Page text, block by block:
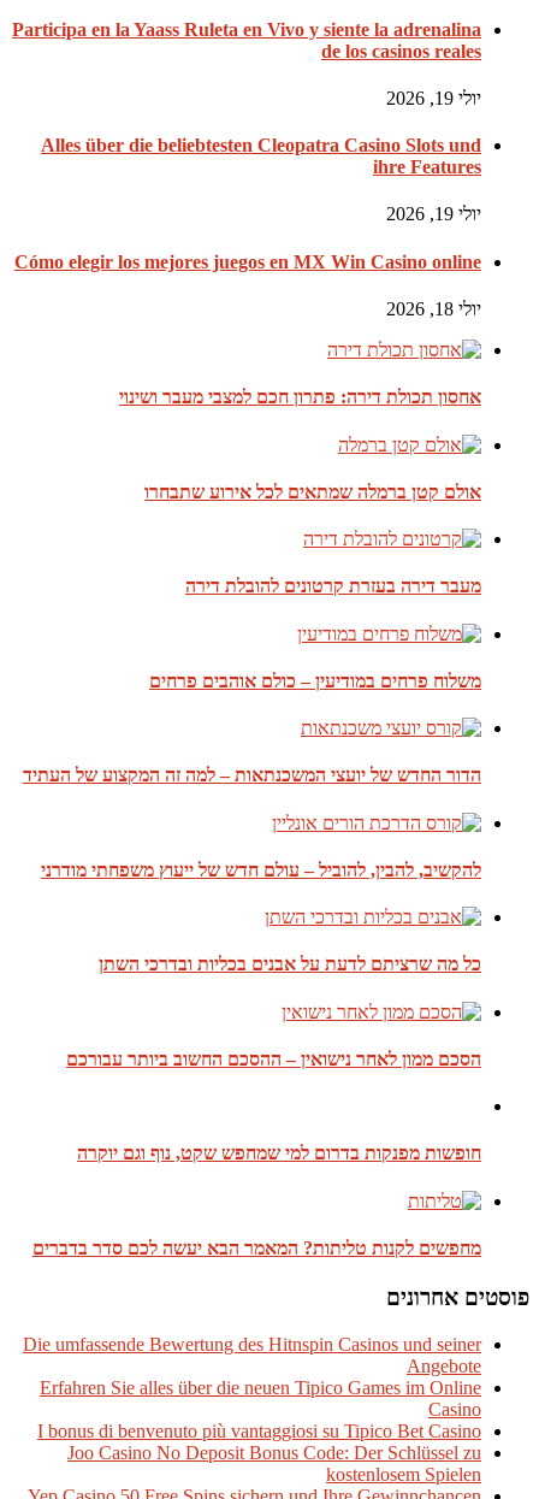
Participa en la Yaass Ruleta en Vivo y siente la adrenalina
de los casinos reales
יולי 19, 2026
Alles über die beliebtesten Cleopatra Casino Slots und
ihre Features
יולי 19, 2026
Cómo elegir los mejores juegos en MX Win Casino online
יולי 18, 2026
אחסון תכולת דירה: פתרון חכם למצבי מעבר ושינוי
אולם קטן ברמלה שמתאים לכל אירוע שתבחרו
מעבר דירה בעזרת קרטונים להובלת דירה
משלוח פרחים במודיעין – כולם אוהבים פרחים
הדור החדש של יועצי המשכנתאות – למה זה המקצוע של העתיד
להקשיב, להבין, להוביל – עולם חדש של ייעוץ משפחתי מודרני
כל מה שרציתם לדעת על אבנים בכליות ובדרכי השתן
הסכם ממון לאחר נישואין – ההסכם החשוב ביותר עבורכם
חופשות מפנקות בדרום למי שמחפש שקט, נוף וגם יוקרה
מחפשים לקנות טליתות? המאמר הבא יעשה לכם סדר בדברים
פוסטים אחרונים
Die umfassende Bewertung des Hitnspin Casinos und seiner
Angebote
Erfahren Sie alles über die neuen Tipico Games im Online
Casino
I bonus di benvenuto più vantaggiosi su Tipico Bet Casino
Joo Casino No Deposit Bonus Code: Der Schlüssel zu
kostenlosem Spielen